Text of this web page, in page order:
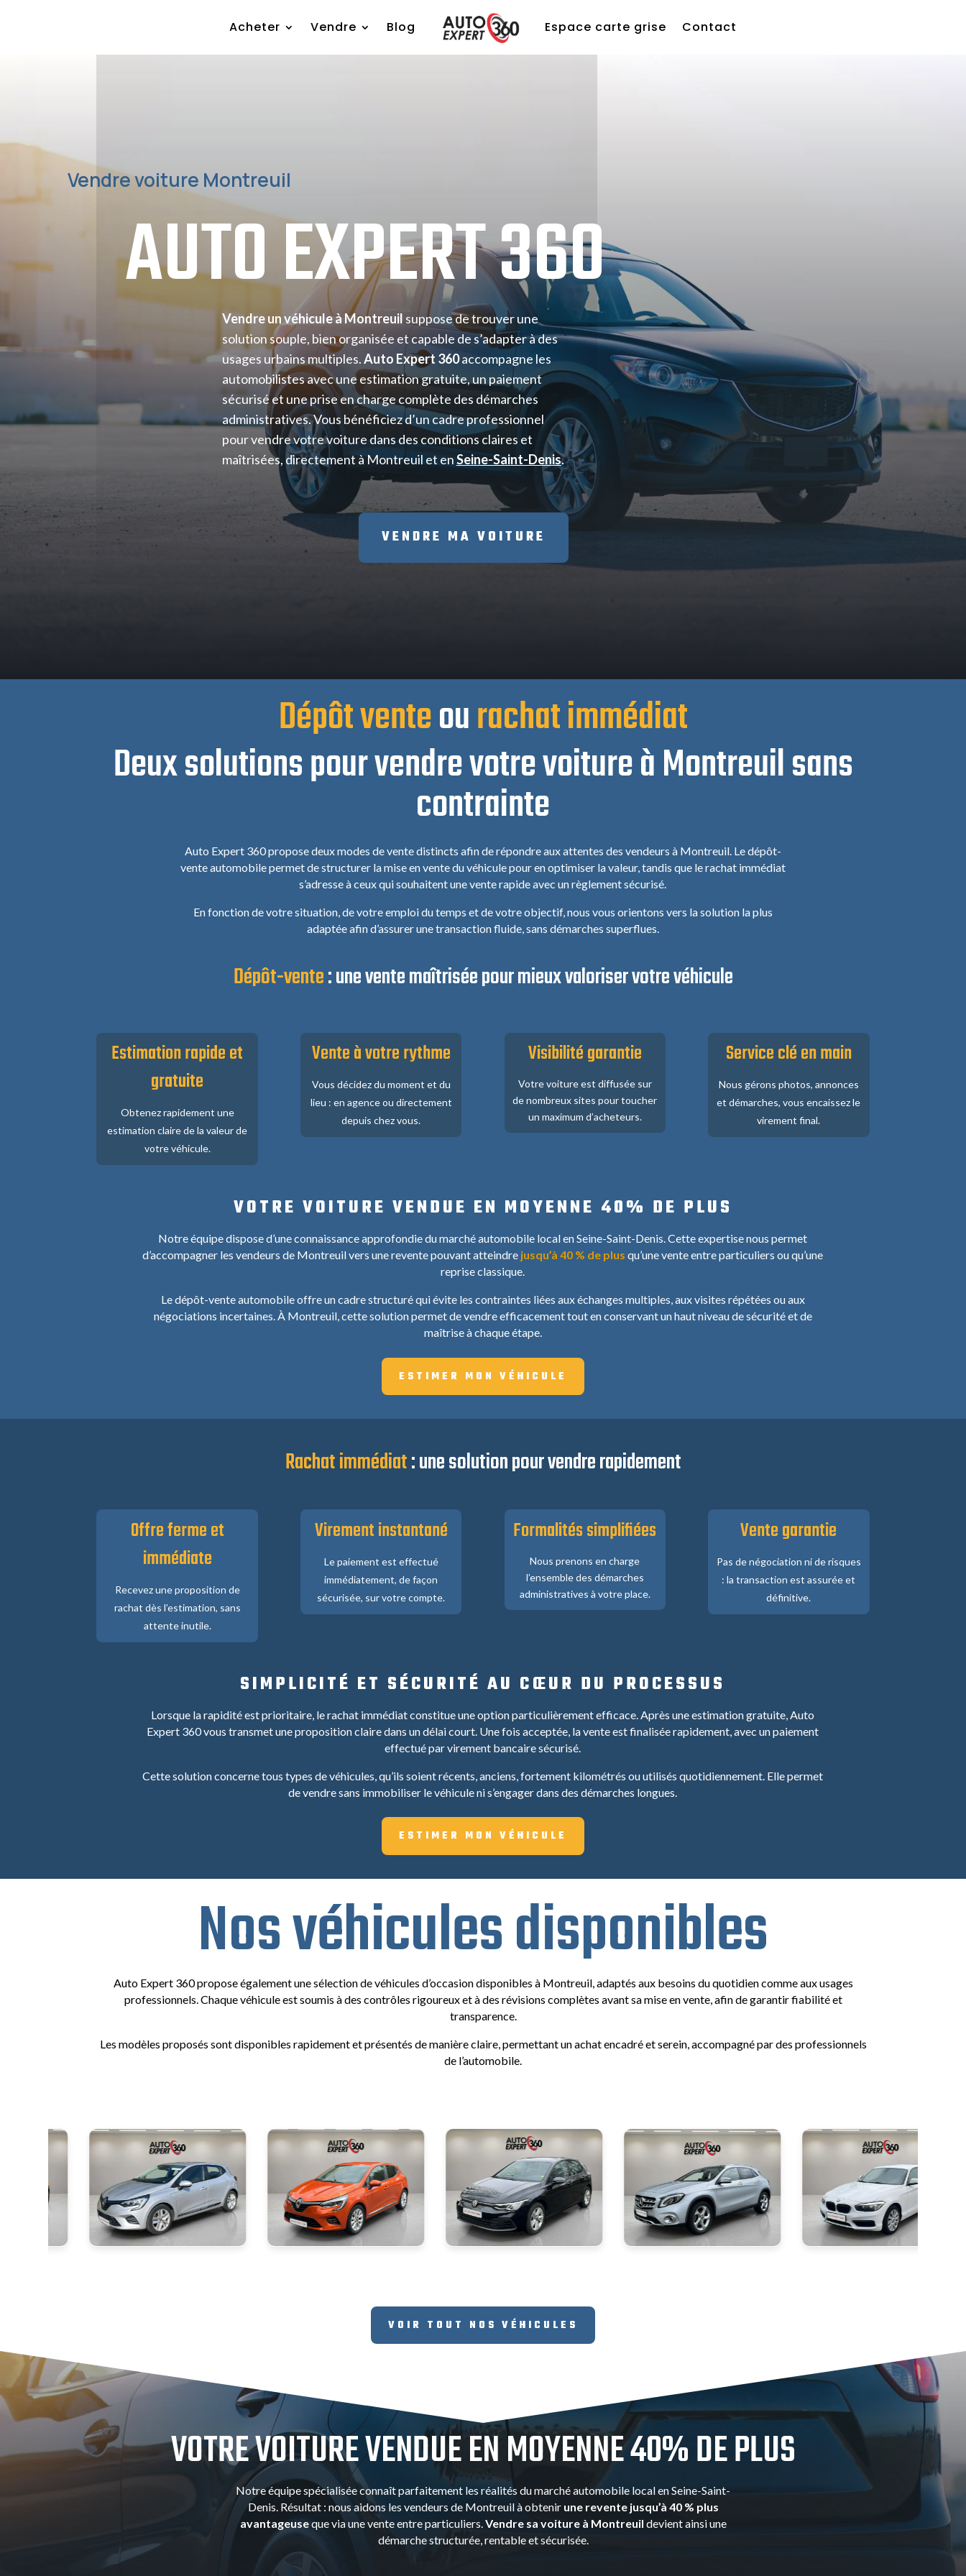
Acheter Vendre Blog Espace carte grise Contact
Vendre voiture Montreuil
AUTO EXPERT360
Vendre un véhicule à Montreuil suppose de trouver une
solution souple, bien organisée et capable de s’adapter à des
usages urbains multiples.Auto Expert 360accompagne les
automobilistes avec une estimation gratuite, un paiement
sécurisé et une prise en charge complète des démarches
administratives. Vous bénéficiez d’un cadre professionnel
pour vendre votre voiture dans des conditions claires et
maîtrisées, directement à Montreuil et enSeine-Saint-Denis.
VENDRE MA VOITURE
Dépôt venteourachat immédiat
Deux solutions pour vendre votre voiture à Montreuil sans
contrainte
Auto Expert 360 propose deux modes de vente distincts afin de répondre aux attentes des vendeurs à Montreuil. Le dépôt-
vente automobile permet de structurer la mise en vente du véhicule pour en optimiser la valeur, tandis que le rachat immédiat
s’adresse à ceux qui souhaitent une vente rapide avec un règlement sécurisé.
En fonction de votre situation, de votre emploi du temps et de votre objectif, nous vous orientons vers la solution la plus
adaptée afin d’assurer une transaction fluide, sans démarches superflues.
Dépôt-vente: une vente maîtrisée pour mieux valoriser votre véhicule
Estimation rapide et
gratuite
Obtenez rapidement une
estimation claire de la valeur de
votre véhicule.
Vente à votre rythme
Vous décidez du moment et du
lieu : en agence ou directement
depuis chez vous.
Visibilité garantie
Votre voiture est diffusée sur
de nombreux sites pour toucher
un maximum d’acheteurs.
Service clé en main
Nous gérons photos, annonces
et démarches, vous encaissez le
virement final.
VOTRE VOITURE VENDUE EN MOYENNE 40% DE PLUS
Notre équipe dispose d’une connaissance approfondie du marché automobile local en Seine-Saint-Denis. Cette expertise nous permet
d’accompagner les vendeurs de Montreuil vers une revente pouvant atteindre jusqu’à 40 % de plus qu’une vente entre particuliers ou qu’une
reprise classique.
Le dépôt-vente automobile offre un cadre structuré qui évite les contraintes liées aux échanges multiples, aux visites répétées ou aux
négociations incertaines. À Montreuil, cette solution permet de vendre efficacement tout en conservant un haut niveau de sécurité et de
maîtrise à chaque étape.
ESTIMER MON VÉHICULE
Rachat immédiat: une solution pour vendre rapidement
Offre ferme et
immédiate
Recevez une proposition de
rachat dès l’estimation, sans
attente inutile.
Virement instantané
Le paiement est effectué
immédiatement, de façon
sécurisée, sur votre compte.
Formalités simplifiées
Nous prenons en charge
l’ensemble des démarches
administratives à votre place.
Vente garantie
Pas de négociation ni de risques
: la transaction est assurée et
définitive.
SIMPLICITÉ ET SÉCURITÉ AU CŒUR DU PROCESSUS
Lorsque la rapidité est prioritaire, le rachat immédiat constitue une option particulièrement efficace. Après une estimation gratuite, Auto
Expert 360 vous transmet une proposition claire dans un délai court. Une fois acceptée, la vente est finalisée rapidement, avec un paiement
effectué par virement bancaire sécurisé.
Cette solution concerne tous types de véhicules, qu’ils soient récents, anciens, fortement kilométrés ou utilisés quotidiennement. Elle permet
de vendre sans immobiliser le véhicule ni s’engager dans des démarches longues.
ESTIMER MON VÉHICULE
Nos véhicules disponibles
Auto Expert 360 propose également une sélection de véhicules d’occasion disponibles à Montreuil, adaptés aux besoins du quotidien comme aux usages
professionnels. Chaque véhicule est soumis à des contrôles rigoureux et à des révisions complètes avant sa mise en vente, afin de garantir fiabilité et
transparence.
Les modèles proposés sont disponibles rapidement et présentés de manière claire, permettant un achat encadré et serein, accompagné par des professionnels
de l’automobile.
VOIR TOUT NOS VÉHICULES
VOTRE VOITURE VENDUE EN MOYENNE 40% DE PLUS
Notre équipe spécialisée connaît parfaitement les réalités du marché automobile local en Seine-Saint-
Denis. Résultat : nous aidons les vendeurs de Montreuil à obtenir une revente jusqu’à 40 % plus
avantageuseque via une vente entre particuliers.Vendre sa voiture à Montreuil devient ainsi une
démarche structurée, rentable et sécurisée.